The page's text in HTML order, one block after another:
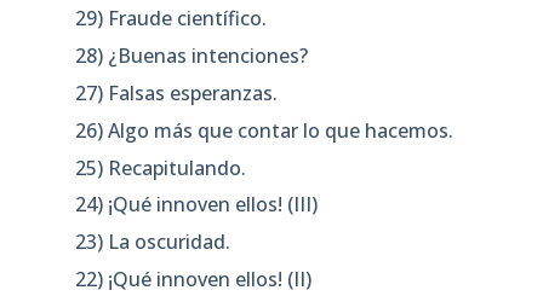
29) Fraude científico.
28) ¿Buenas intenciones?
27) Falsas esperanzas.
26) Algo más que contar lo que hacemos.
25) Recapitulando.
24) ¡Qué innoven ellos! (III)
23) La oscuridad.
22) ¡Qué innoven ellos! (II)